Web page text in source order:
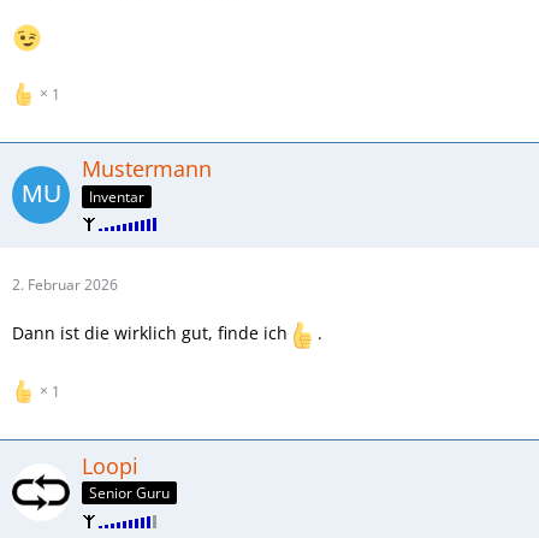
1
Mustermann
Inventar
2. Februar 2026
Dann ist die wirklich gut, finde ich .
1
Loopi
Senior Guru